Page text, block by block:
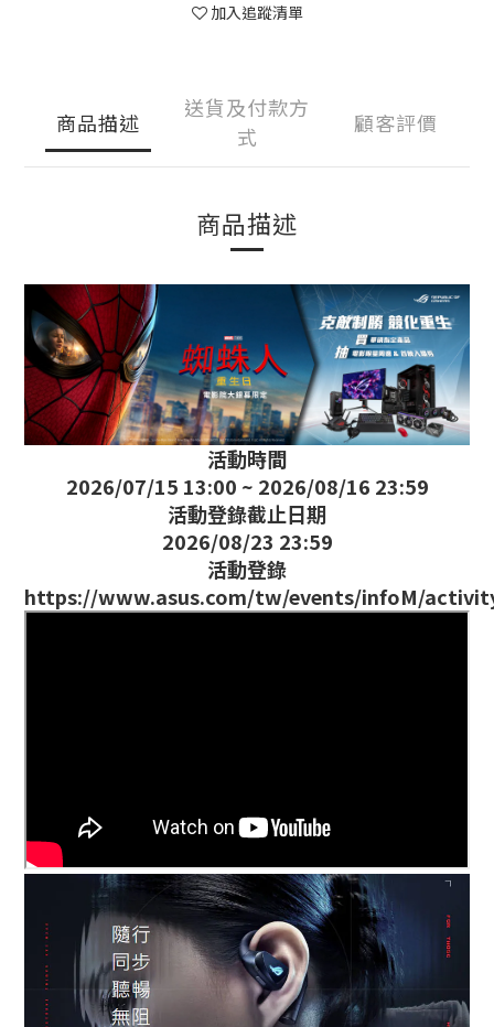
加入追蹤清單
商品描述
送貨及付款方
式
顧客評價
商品描述
活動時間
2026/07/15 13:00 ~ 2026/08/16 23:59
活動登錄截止日期
2026/08/23 23:59
活動登錄
https://www.asus.com/tw/events/infoM/